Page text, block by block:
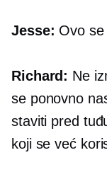
Jesse: Ovo
Richard: Ne
se ponovno
staviti pred
koji se već